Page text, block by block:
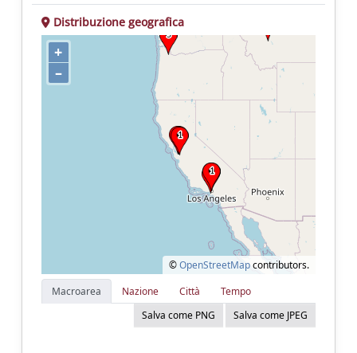
Distribuzione geografica
+
–
©OpenStreetMapcontributors.
Macroarea
Nazione Città
Tempo
Salva come PNG
Salva come JPEG